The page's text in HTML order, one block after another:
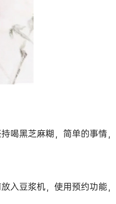
喝黑芝麻糊，简单的事情
入豆浆机，使用预约功能